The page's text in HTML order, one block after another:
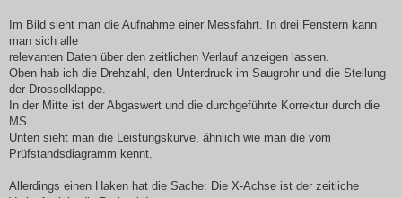
Im Bild sieht man die Aufnahme einer Messfahrt. In drei Fenstern kann
man sich alle
relevanten Daten über den zeitlichen Verlauf anzeigen lassen.
Oben hab ich die Drehzahl, den Unterdruck im Saugrohr und die Stellung
der Drosselklappe.
In der Mitte ist der Abgaswert und die durchgeführte Korrektur durch die
MS.
Unten sieht man die Leistungskurve, ähnlich wie man die vom
Prüfstandsdiagramm kennt.
Allerdings einen Haken hat die Sache: Die X-Achse ist der zeitliche